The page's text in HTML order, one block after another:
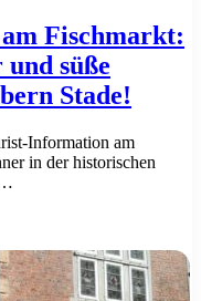
Fischmarkt:
süße
Stade!
Information am
in der historischen